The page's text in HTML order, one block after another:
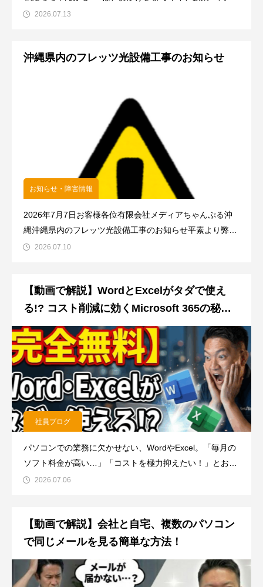
という大きな節目を迎えることができました。1999年の創
来を見据
2026.07.13
沖縄県内のフレッツ光設備工事のお知らせ
お知らせ・障害情報
2026年7月7日お客様各位有限会社メディアちゃんぷる沖
縄沖縄県内のフレッツ光設備工事のお知らせ平素より弊社
ネットワークサービスをご利用頂きましてありがとうござ
ットの
2026.07.10
【動画で解説】WordとExcelがタダで使え
る!? コスト削減に効くMicrosoft 365の秘密
と始め方
社員ブログ
パソコンでの業務に欠かせない、WordやExcel。「毎月の
ソフト料金が高い…」「コストを極力抑えたい！」とお悩
みの経営者様やご担当者様は多いのではないでしょうか？
2026.07.06
【動画で解説】会社と自宅、複数のパソコン
で同じメールを見る簡単な方法！